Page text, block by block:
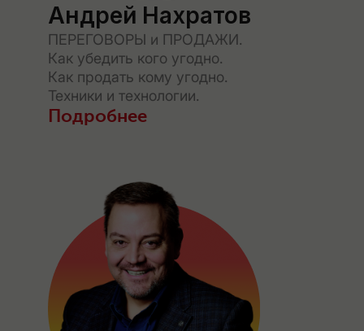
Андрей Нахратов
ПЕРЕГОВОРЫ и ПРОДАЖИ.
Как убедить кого угодно.
Как продать кому угодно.
Техники и технологии.
Подробнее